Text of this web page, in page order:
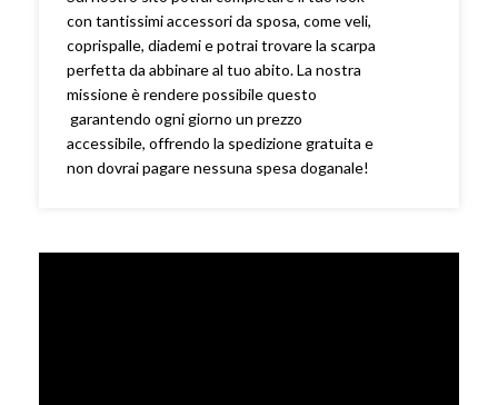
con tantissimi accessori da sposa, come veli,
coprispalle, diademi e potrai trovare la scarpa
perfetta da abbinare al tuo abito. La nostra
missione è rendere possibile questo
garantendo ogni giorno un prezzo
accessibile, offrendo la spedizione gratuita e
non dovrai pagare nessuna spesa doganale!